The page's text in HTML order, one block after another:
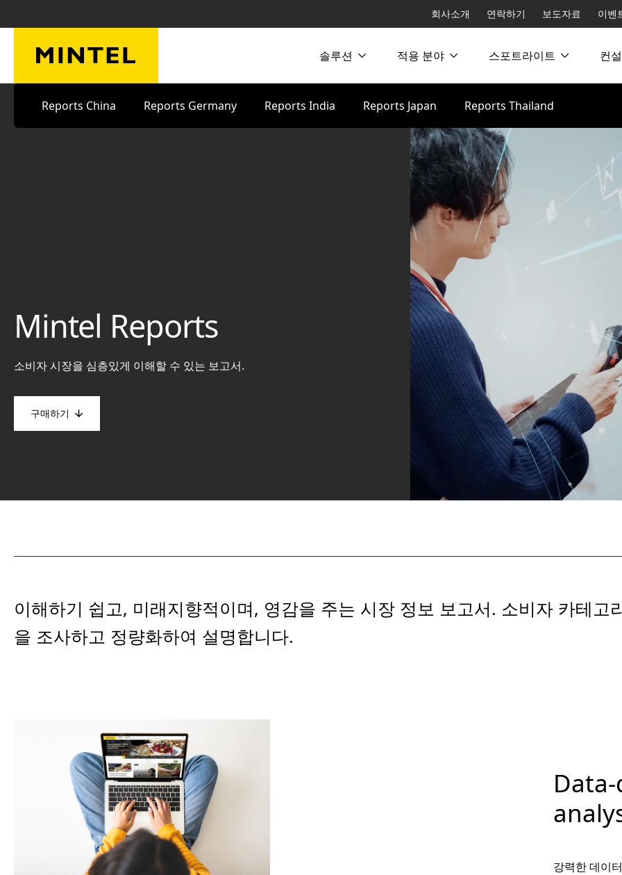
회사소개 연락하기 보도자료 이벤
솔루션 적용 분야 스포트라이트 컨
Reports China Reports Germany Reports India Reports Japan Reports Thailand
Mintel Reports
소비자 시장을 심층있게 이해할 수 있는 보고서.
구매하기
이해하기 쉽고, 미래지향적이며, 영감을 주는 시장 정보 보고서. 소비자 카테고
을 조사하고 정량화하여 설명합니다.
강력한 데이